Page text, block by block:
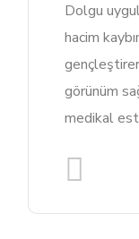
Dolgu
hacim
görünüm
medikal